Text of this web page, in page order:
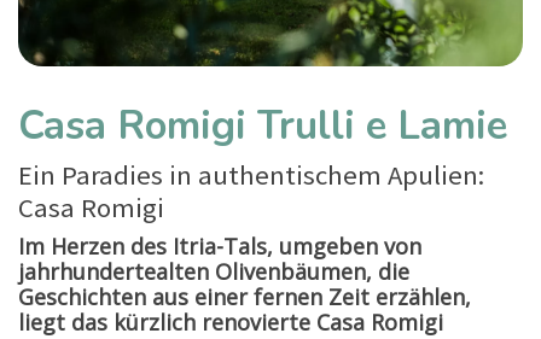
Casa Romigi Trulli e Lamie
Ein Paradies in authentischem Apulien:
Casa Romigi
Im Herzen des Itria-Tals, umgeben von
jahrhundertealten Olivenbäumen, die
Geschichten aus einer fernen Zeit erzählen,
liegt das kürzlich renovierte Casa Romigi